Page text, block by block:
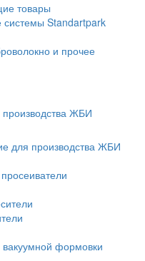
товары
системы Standartpark
и прочее
ЖБИ
для производства ЖБИ
формовки